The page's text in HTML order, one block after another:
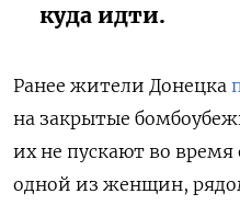
куда идти.
Ранее жители Донецка
на закрытые
их не пускают во время
одной из женщин,